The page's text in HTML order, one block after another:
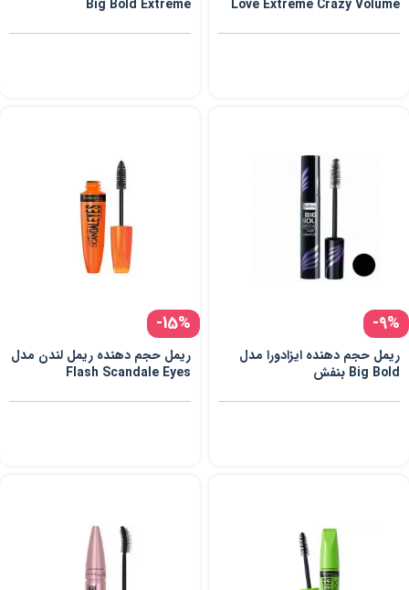
Love Extreme Crazy Volume
Big Bold Extreme
-9%
ریمل حجم دهنده ایزادورا مدل
Big Bold بنفش
-15%
ریمل حجم دهنده ریمل لندن مدل
Flash Scandale Eyes